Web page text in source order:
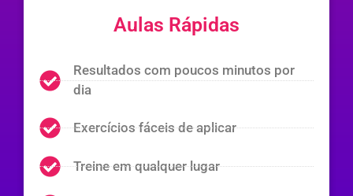
Aulas Rápidas
Resultados com poucos minutos por
dia
Exercícios fáceis de aplicar
Treine em qualquer lugar